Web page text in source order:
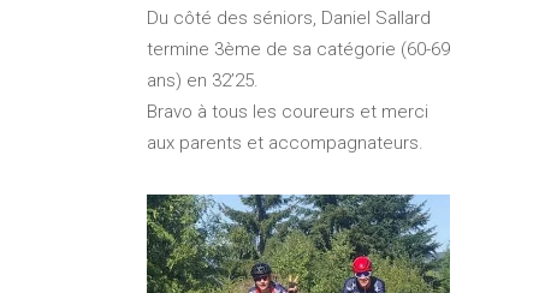
Du côté des séniors, Daniel Sallard
termine 3ème de sa catégorie (60-69
ans) en 32’25.
Bravo à tous les coureurs et merci
aux parents et accompagnateurs.